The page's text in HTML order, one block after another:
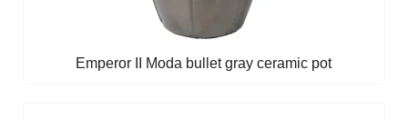
Emperor II Moda bullet gray ceramic pot